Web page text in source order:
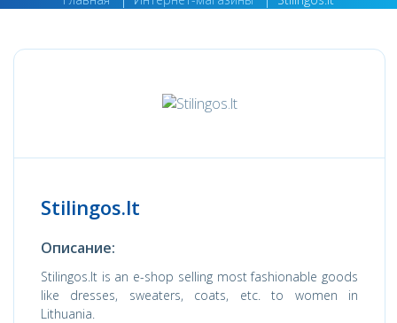
Stilingos.lt
Описание:
Stilingos.lt is an e-shop selling most fashionable goods
like dresses, sweaters, coats, etc. to women in
Lithuania.